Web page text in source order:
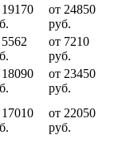
от 24850
руб.
от 7210
руб.
от 23450
руб.
от 22050
руб.